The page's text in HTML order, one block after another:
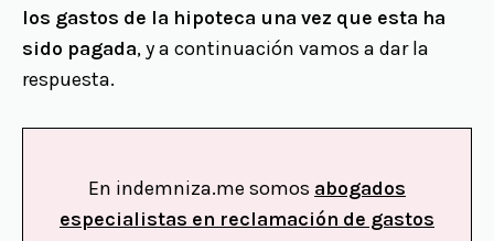
los gastos de la hipoteca una vez que esta ha
sido pagada, y a continuación vamos a dar la
respuesta.
En indemniza.me somos abogados
especialistas en reclamación de gastos